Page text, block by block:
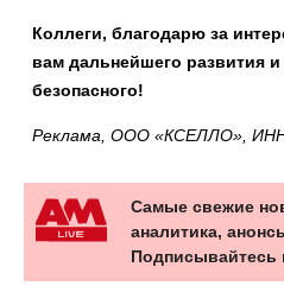
Коллеги, благодарю за
вам дальнейшего развития и
безопасного!
Реклама, ООО «КСЕЛЛО», ИНН
Самые свежие
аналитика,
Подписывайтесь